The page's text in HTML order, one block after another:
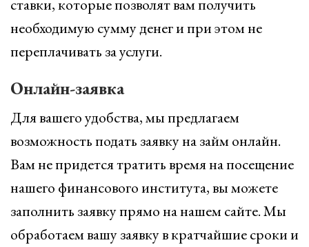
ставки, которые позволят вам получить
необходимую сумму денег и при этом не
переплачивать за услуги.
Онлайн-заявка
Для вашего удобства, мы предлагаем
возможность подать заявку на займ онлайн.
Вам не придется тратить время на посещение
нашего финансового института, вы можете
заполнить заявку прямо на нашем сайте. Мы
обработаем вашу заявку в кратчайшие сроки и